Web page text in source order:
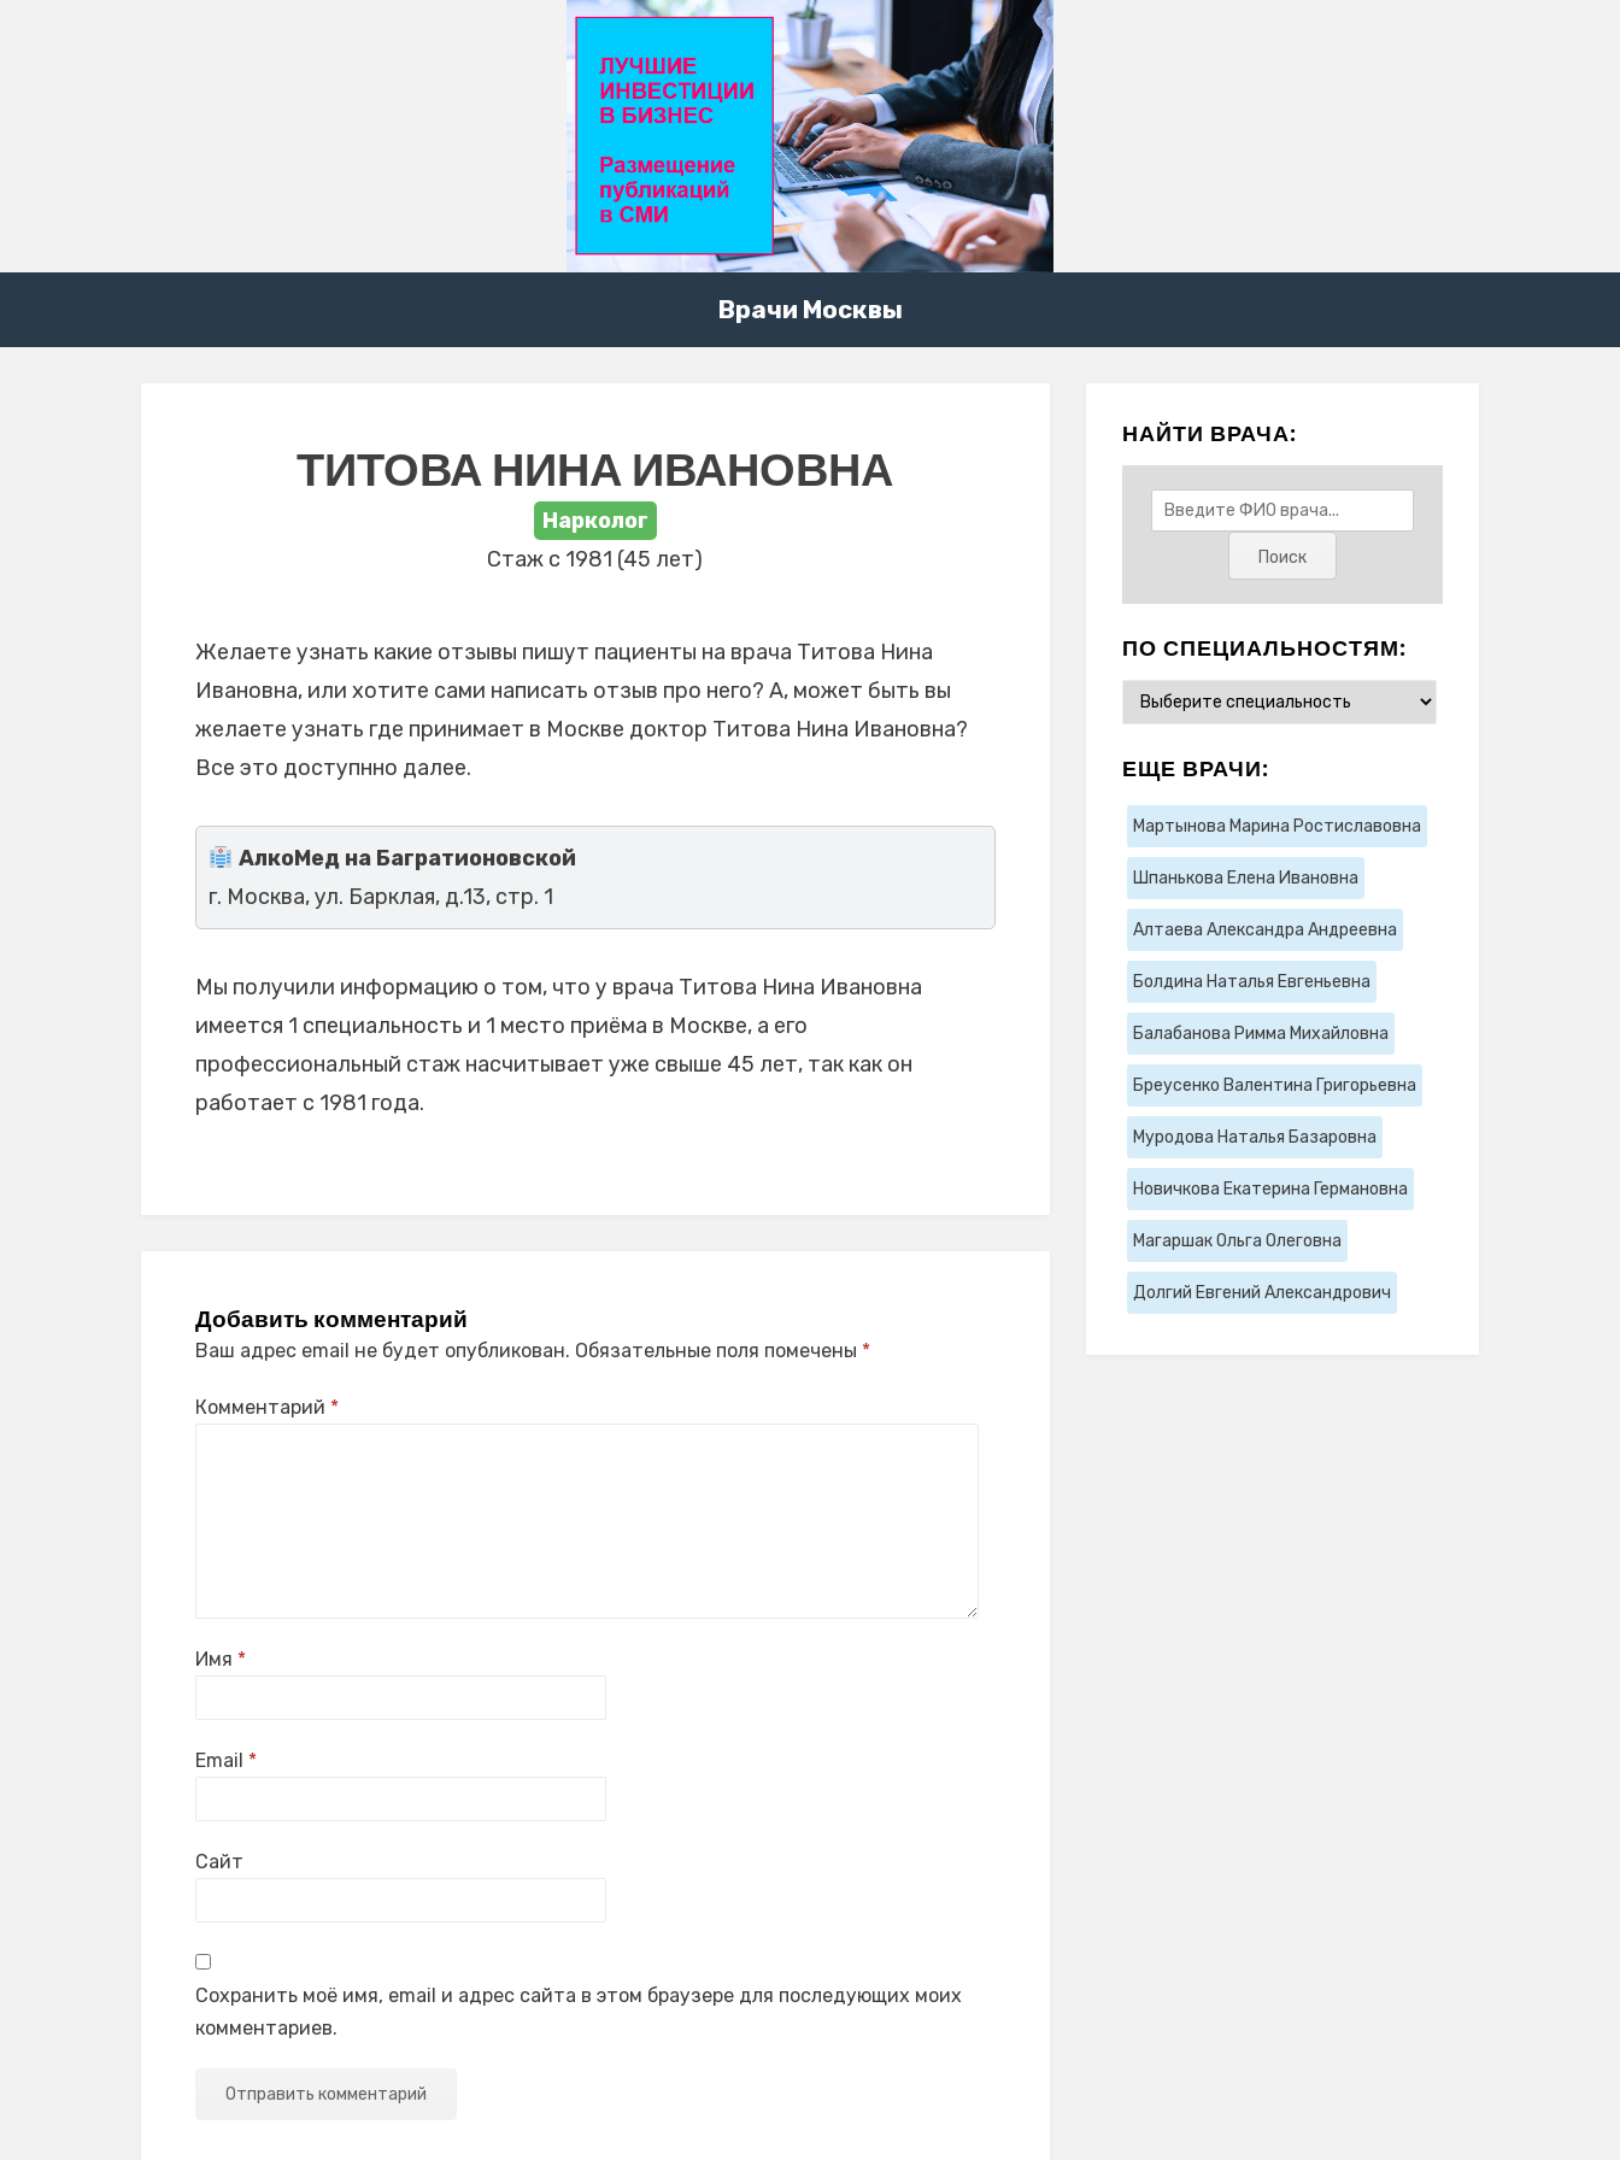
Врачи Москвы
ТИТОВА НИНА ИВАНОВНА
Нарколог
Стаж с 1981 (45 лет)
Желаете узнать какие отзывы пишут пациенты на врача Титова Нина
Ивановна, или хотите сами написать отзыв про него? А, может быть вы
желаете узнать где принимает в Москве доктор Титова Нина Ивановна?
Все это доступнно далее.
АлкоМед на Багратионовской
г. Москва, ул. Барклая, д.13, стр. 1
Мы получили информацию о том, что у врача Титова Нина Ивановна
имеется 1 специальность и 1 место приёма в Москве, а его
профессиональный стаж насчитывает уже свыше 45 лет, так как он
работает с 1981 года.
Добавить комментарий
Ваш адрес email не будет опубликован. Обязательные поля помечены *
Комментарий *
Имя *
Email *
Сайт
Сохранить моё имя, email и адрес сайта в этом браузере для последующих моих
комментариев.
НАЙТИ ВРАЧА:
ПО СПЕЦИАЛЬНОСТЯМ:
ЕЩЕ ВРАЧИ:
Мартынова Марина Ростиславовна
Шпанькова Елена Ивановна
Алтаева Александра Андреевна
Болдина Наталья Евгеньевна
Балабанова Римма Михайловна
Бреусенко Валентина Григорьевна
Муродова Наталья Базаровна
Новичкова Екатерина Германовна
Магаршак Ольга Олеговна
Долгий Евгений Александрович